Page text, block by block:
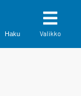
Haku Valikko